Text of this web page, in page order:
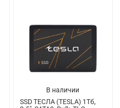
В наличии
SSD ТЕСЛА (TESLA) 1Тб,